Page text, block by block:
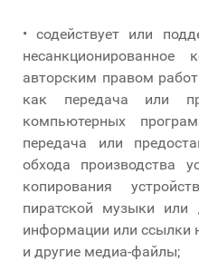
• содействует или
несанкционированное
авторским правом
как передача или
компьютерных
передача или
обхода производства
копирования
пиратской музыки или
информации или ссылки
и другие медиа-файлы;